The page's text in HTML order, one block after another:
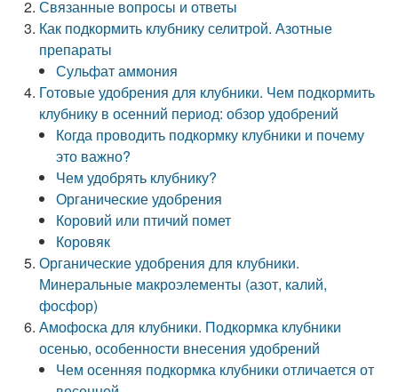
Связанные вопросы и ответы
Как подкормить клубнику селитрой. Азотные
препараты
Сульфат аммония
Готовые удобрения для клубники. Чем подкормить
клубнику в осенний период: обзор удобрений
Когда проводить подкормку клубники и почему
это важно?
Чем удобрять клубнику?
Органические удобрения
Коровий или птичий помет
Коровяк
Органические удобрения для клубники.
Минеральные макроэлементы (азот, калий,
фосфор)
Амофоска для клубники. Подкормка клубники
осенью, особенности внесения удобрений
Чем осенняя подкормка клубники отличается от